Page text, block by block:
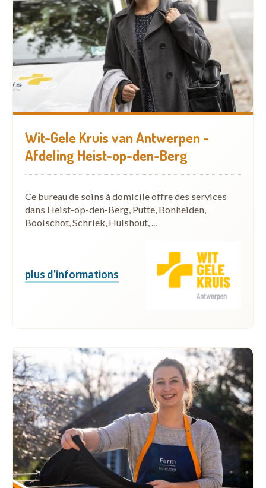
Wit-Gele Kruis van Antwerpen -
Afdeling Heist-op-den-Berg
Ce bureau de soins à domicile offre des services
dans Heist-op-den-Berg, Putte, Bonheiden,
Booischot, Schriek, Hulshout, ...
plus d'informations